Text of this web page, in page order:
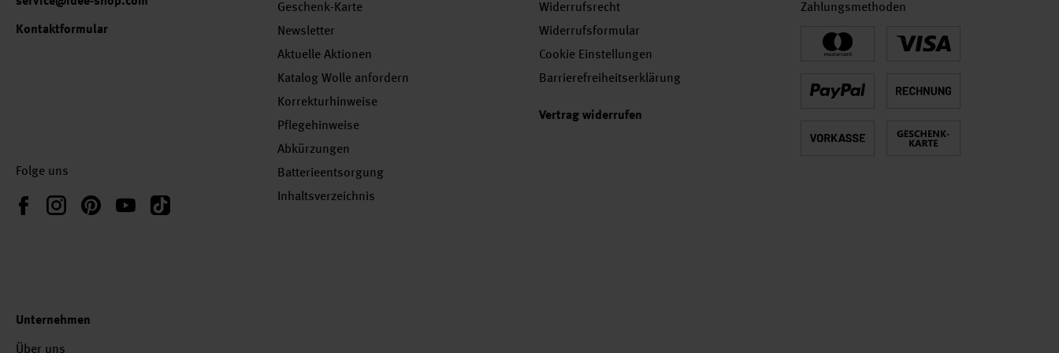
Kontaktformular
Folge uns
FacebookInstagramPinterestYouTubeTikTok
Geschenk-Karte
Newsletter
Aktuelle Aktionen
Katalog Wolle anfordern
Korrekturhinweise
Pflegehinweise
Abkürzungen
Batterieentsorgung
Inhaltsverzeichnis
Widerrufsrecht
Widerrufsformular
Cookie Einstellungen
Barrierefreiheitserklärung
Vertrag widerrufen
Zahlungsmethoden
Unternehmen
Über uns